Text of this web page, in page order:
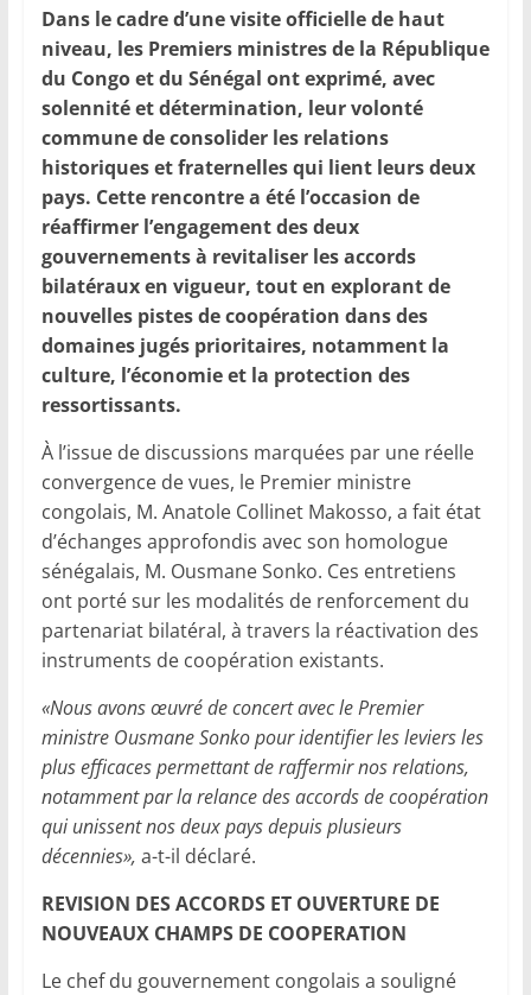
Dans le cadre d’une visite officielle de haut
niveau, les Premiers ministres de la République
du Congo et du Sénégal ont exprimé, avec
solennité et détermination, leur volonté
commune de consolider les relations
historiques et fraternelles qui lient leurs deux
pays. Cette rencontre a été l’occasion de
réaffirmer l’engagement des deux
gouvernements à revitaliser les accords
bilatéraux en vigueur, tout en explorant de
nouvelles pistes de coopération dans des
domaines jugés prioritaires, notamment la
culture, l’économie et la protection des
ressortissants.
À l’issue de discussions marquées par une réelle
convergence de vues, le Premier ministre
congolais, M. Anatole Collinet Makosso, a fait état
d’échanges approfondis avec son homologue
sénégalais, M. Ousmane Sonko. Ces entretiens
ont porté sur les modalités de renforcement du
partenariat bilatéral, à travers la réactivation des
instruments de coopération existants.
«Nous avons œuvré de concert avec le Premier
ministre Ousmane Sonko pour identifier les leviers les
plus efficaces permettant de raffermir nos relations,
notamment par la relance des accords de coopération
qui unissent nos deux pays depuis plusieurs
décennies», a-t-il déclaré.
REVISION DES ACCORDS ET OUVERTURE DE
NOUVEAUX CHAMPS DE COOPERATION
Le chef du gouvernement congolais a souligné